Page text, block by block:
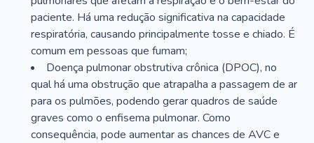
paciente. Há uma redução significativa na capacidade
respiratória, causando principalmente tosse e chiado. É
comum em pessoas que fumam;
Doença pulmonar obstrutiva crônica (DPOC), no
qual há uma obstrução que atrapalha a passagem de ar
para os pulmões, podendo gerar quadros de saúde
graves como o enfisema pulmonar. Como
consequência, pode aumentar as chances de AVC e